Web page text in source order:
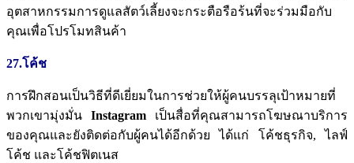
อุตสาหกรรมการดูแลสัตว์เลี้ยงจะกระตือรือร้นที่จะร่วมมือกับ
คุณเพื่อโปรโมทสินค้า
27.โค้ช
การฝึกสอนเป็นวิธีที่ดีเยี่ยมในการช่วยให้ผู้คนบรรลุเป้าหมายที่
พวกเขามุ่งมั่น Instagram
เป็นสื่อที่คุณสามารถโฆษณาบริการ
ของคุณและยังติดต่อกับผู้คนได้อีกด้วย
ได้แก่ โค้ชธุรกิจ,ไลฟ์
โค้ช และโค้ชฟิตเนส